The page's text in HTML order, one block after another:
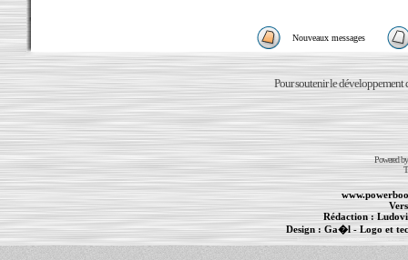
Nouveaux messages
Pour soutenir le développement
Powered
Rédaction :
Design : Ga�l - Logo et